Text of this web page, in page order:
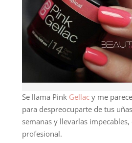
Se llama Pink Gellacy me
para despreocuparte de tus
semanas y llevarlas impecables,
profesional.